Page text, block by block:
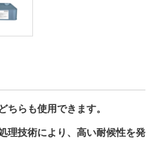
ちらも使用できます。
理技術により、高い耐候性を発